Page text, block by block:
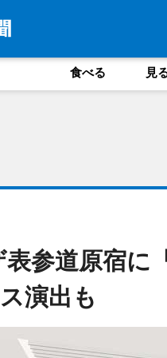
食べる 見
参道原宿に
演出も